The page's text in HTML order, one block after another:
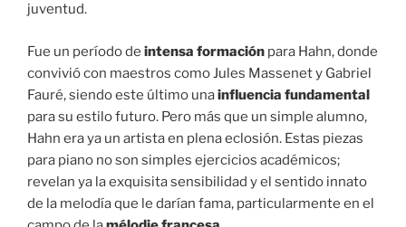
juventud.
Fue un período de intensa formación para Hahn, donde
convivió con maestros como Jules Massenet y Gabriel
Fauré, siendo este último unainfluencia fundamental
para su estilo futuro. Pero más que un simple alumno,
Hahn era ya un artista en plena eclosión. Estas piezas
para piano no son simples ejercicios académicos;
revelan ya la exquisita sensibilidad y el sentido innato
de la melodía que le darían fama, particularmente en el